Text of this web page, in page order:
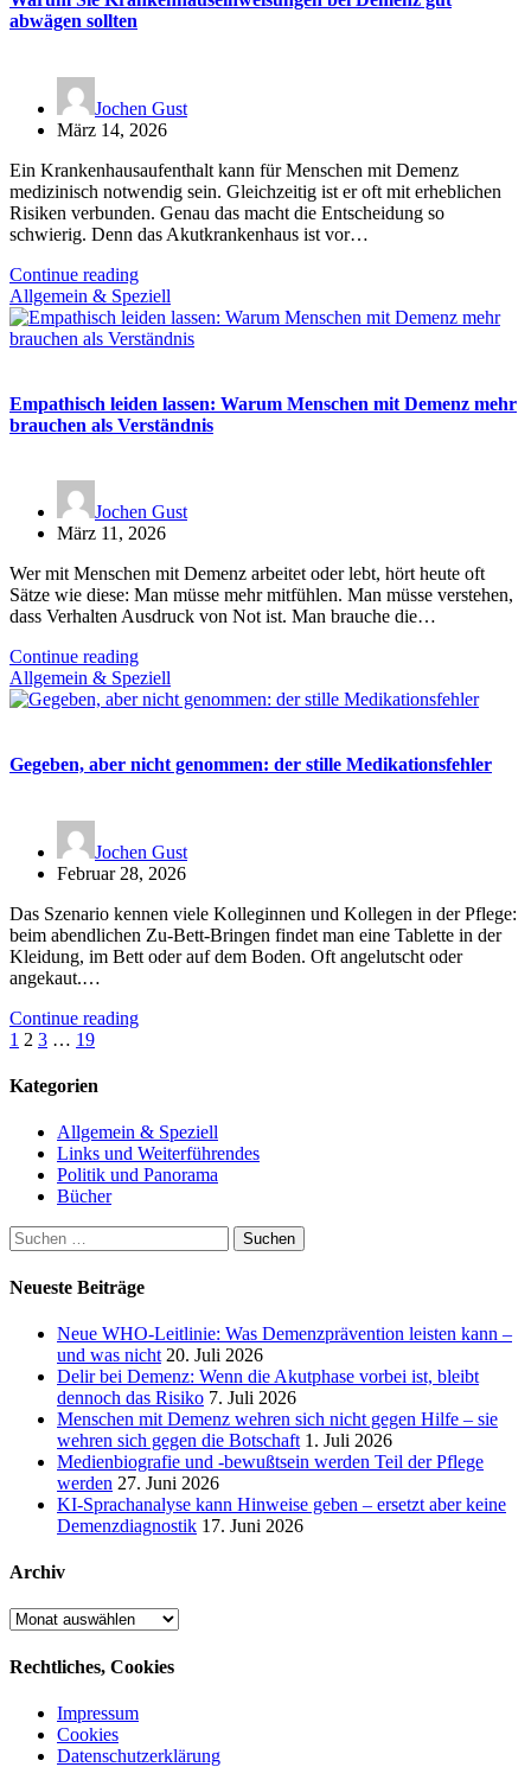
abwägen sollten
Jochen Gust
März 14, 2026
Ein Krankenhausaufenthalt kann für Menschen mit Demenz
medizinisch notwendig sein. Gleichzeitig ist er oft mit erheblichen
Risiken verbunden. Genau das macht die Entscheidung so
schwierig. Denn das Akutkrankenhaus ist vor…
Continue reading
Allgemein & Speziell
Empathisch leiden lassen: Warum Menschen mit Demenz mehr
brauchen als Verständnis
Jochen Gust
März 11, 2026
Wer mit Menschen mit Demenz arbeitet oder lebt, hört heute oft
Sätze wie diese: Man müsse mehr mitfühlen. Man müsse verstehen,
dass Verhalten Ausdruck von Not ist. Man brauche die…
Continue reading
Allgemein & Speziell
Gegeben, aber nicht genommen: der stille Medikationsfehler
Jochen Gust
Februar 28, 2026
Das Szenario kennen viele Kolleginnen und Kollegen in der Pflege:
beim abendlichen Zu-Bett-Bringen findet man eine Tablette in der
Kleidung, im Bett oder auf dem Boden. Oft angelutscht oder
angekaut.…
Continue reading
Seitennummerierung
der
1 2 3 … 19
Kategorien
Allgemein & Speziell
Links und Weiterführendes
Politik und Panorama
Bücher
Suchen
nach:
Neueste Beiträge
Neue WHO-Leitlinie: Was Demenzprävention leisten kann –
und was nicht 20. Juli 2026
Delir bei Demenz: Wenn die Akutphase vorbei ist, bleibt
dennoch das Risiko 7. Juli 2026
Menschen mit Demenz wehren sich nicht gegen Hilfe – sie
wehren sich gegen die Botschaft 1. Juli 2026
Medienbiografie und -bewußtsein werden Teil der Pflege
werden 27. Juni 2026
KI-Sprachanalyse kann Hinweise geben – ersetzt aber keine
Demenzdiagnostik 17. Juni 2026
Archiv
Archiv
Rechtliches, Cookies
Impressum
Cookies
Datenschutzerklärung